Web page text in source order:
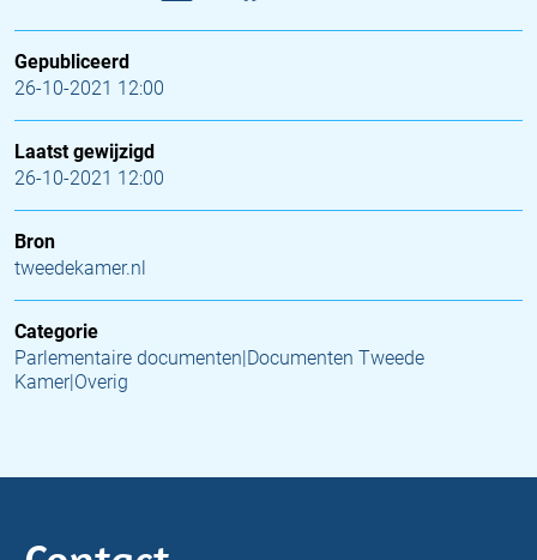
Gepubliceerd
26-10-2021 12:00
Laatst gewijzigd
26-10-2021 12:00
Bron
tweedekamer.nl
Categorie
Parlementaire documenten|Documenten Tweede
Kamer|Overig